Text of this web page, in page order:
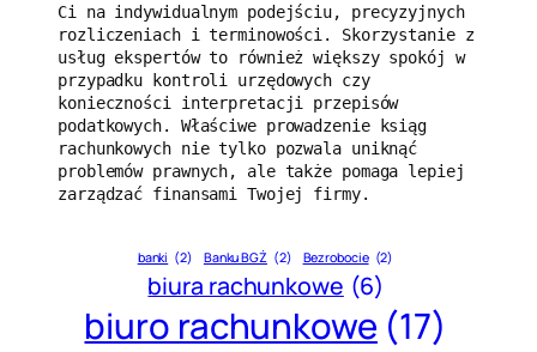
Ci na indywidualnym podejściu, precyzyjnych
rozliczeniach i terminowości. Skorzystanie z
usług ekspertów to również większy spokój w
przypadku kontroli urzędowych czy
konieczności interpretacji przepisów
podatkowych. Właściwe prowadzenie ksiąg
rachunkowych nie tylko pozwala uniknąć
problemów prawnych, ale także pomaga lepiej
zarządzać finansami Twojej firmy.
banki (2) Banku BGŻ (2) Bezrobocie (2)
biura rachunkowe (6)
biuro rachunkowe (17)